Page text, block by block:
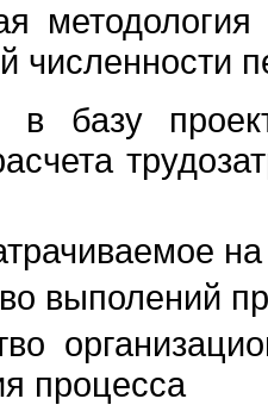
численности
в базу
выполений
процесса